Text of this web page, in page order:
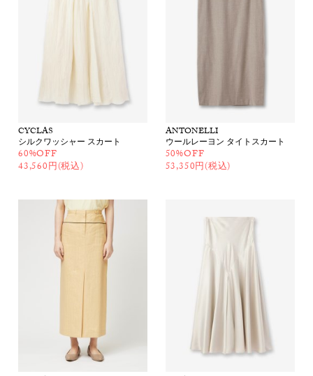
CYCLAS
シルクワッシャー スカート
60%OFF
43,560円(税込)
ANTONELLI
ウールレーヨン タイトスカート
50%OFF
53,350円(税込)